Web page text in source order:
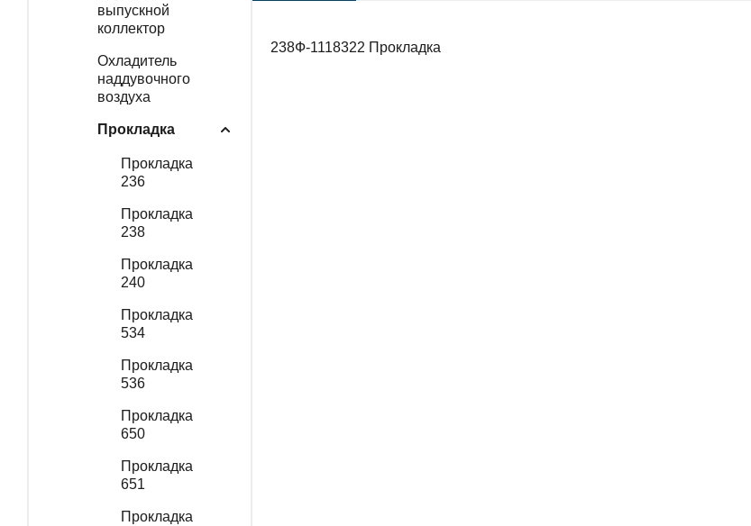
выпускной
коллектор
Охладитель
наддувочного
воздуха
Прокладка
Прокладка
236
Прокладка
238
Прокладка
240
Прокладка
534
Прокладка
536
Прокладка
650
Прокладка
651
Прокладка
238Ф-1118322 Прокладка